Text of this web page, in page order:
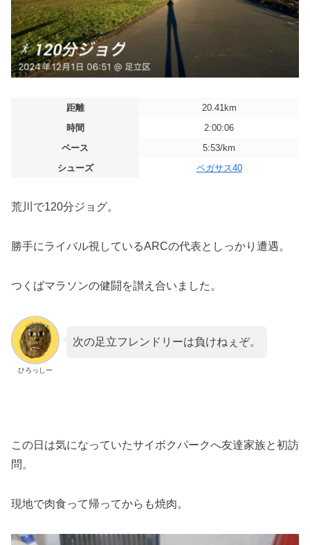
距離
20.41km
時間
2:00:06
ペース
5:53/km
シューズ
ペガサス40
荒川で120分ジョグ。
勝手にライバル視しているARCの代表としっかり遭遇。
つくばマラソンの健闘を讃え合いました。
ひろっしー
次の足立フレンドリーは負けねぇぞ。
この日は気になっていたサイボクパークへ友達家族と初訪
問。
現地で肉食って帰ってからも焼肉。